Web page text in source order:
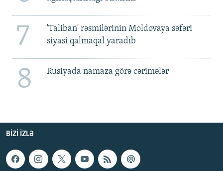
7
'Taliban' rəsmilərinin Moldovaya səfəri
siyasi qalmaqal yaradıb
8 Rusiyada namaza görə cərimələr
BIZI IZLƏ